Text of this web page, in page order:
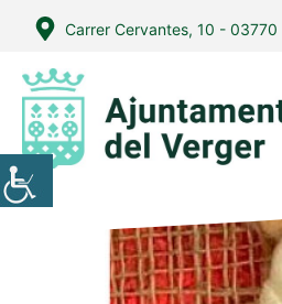
contingut
Carrer Cervantes, 10 - 03770